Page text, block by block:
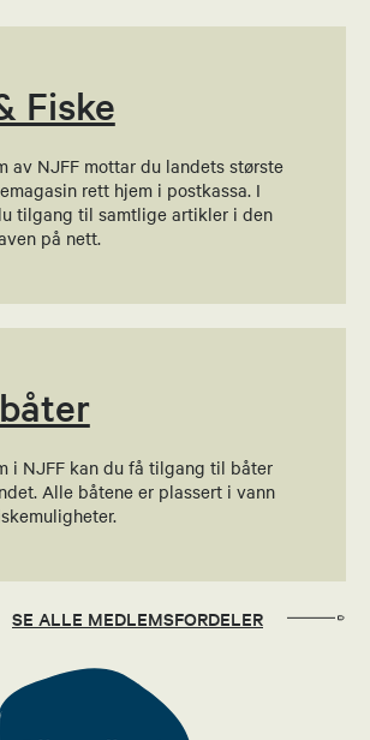
Valø
Fiske
av NJFF mottar du landets største
rett hjem i postkassa. I
tilgang til samtlige artikler i den
på nett.
i NJFF kan du få tilgang til båter
Alle båtene er plassert i vann
SE ALLE MEDLEMSFORDELER